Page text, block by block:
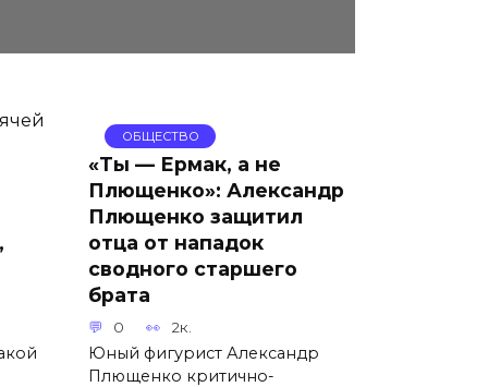
ОБЩЕСТВО
«Ты — Ермак, а не
Плющенко»: Александр
Плющенко защитил
отца от нападок
сводного старшего
брата
0 2к.
Юный фигурист Александр
Плющенко критично-